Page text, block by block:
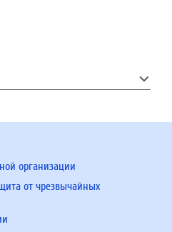
организации
от чрезвычайных